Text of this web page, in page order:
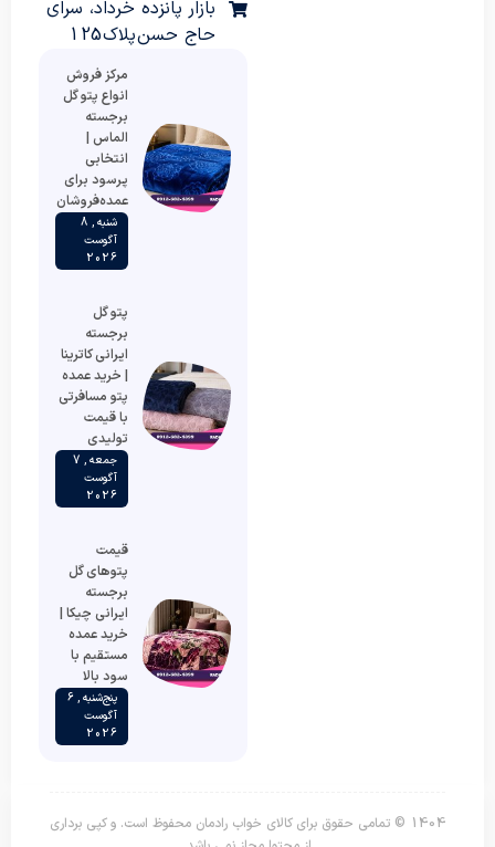
بازار پانزده خرداد، سرای
حاج حسن پلاک 125
مرکز فروش
انواع پتو گل
برجسته
الماس |
انتخابی
پرسود برای
عمده‌فروشان
شنبه , 8
آگوست
2026
پتو گل
برجسته
ایرانی کاترینا
| خرید عمده
پتو مسافرتی
با قیمت
تولیدی
جمعه , 7
آگوست
2026
قیمت
پتوهای گل
برجسته
ایرانی چیکا |
خرید عمده
مستقیم با
سود بالا
پنج‌شنبه , 6
آگوست
2026
1404 © تمامی حقوق برای کالای خواب رادمان محفوظ است. و کپی برداری